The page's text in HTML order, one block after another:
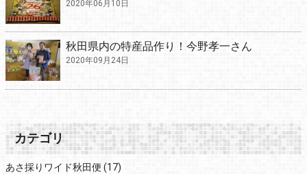
2020年06月10日
秋田県内の特産品作り！今野孝一さん
2020年09月24日
カテゴリ
あさ採りワイド秋田便 (17)